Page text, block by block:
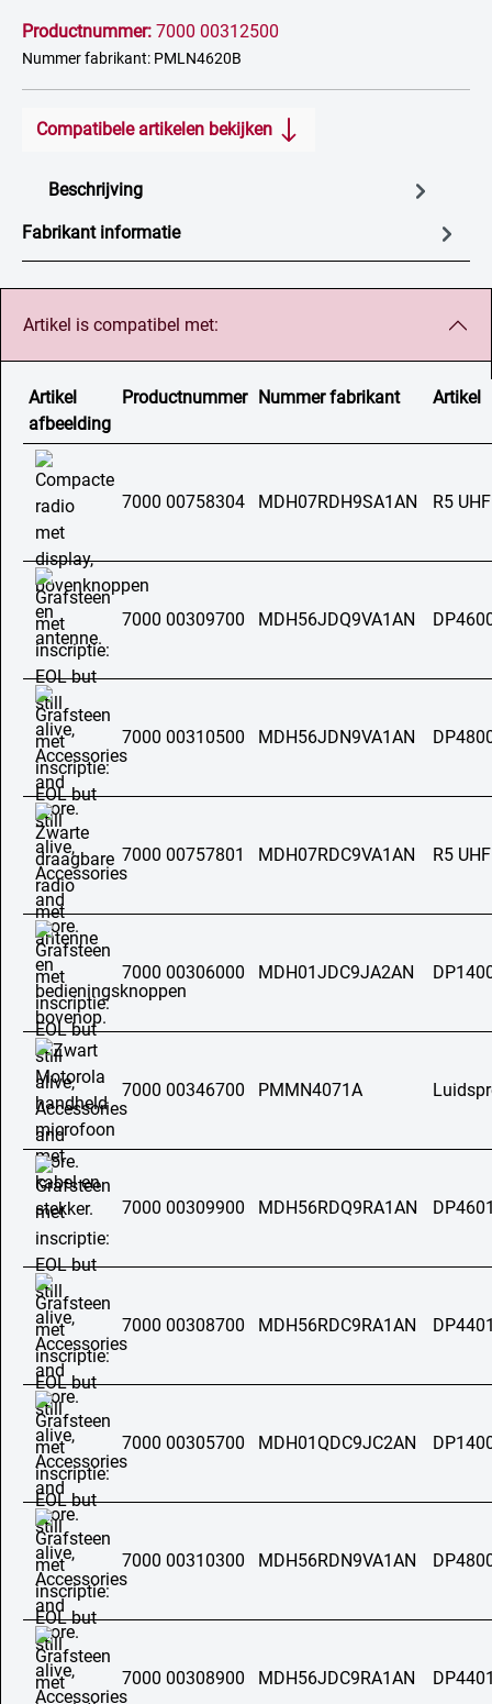
Productnummer: 7000 00312500
Nummer fabrikant: PMLN4620B
Compatibele artikelen bekijken
Beschrijving
Fabrikant informatie
Artikel is compatibel met:
Artikel
afbeelding
Productnummer Nummer fabrikant Artikel
7000 00758304 MDH07RDH9SA1AN R5
7000 00309700 MDH56JDQ9VA1AN
7000 00310500 MDH56JDN9VA1AN
7000 00757801 MDH07RDC9VA1AN R5
7000 00306000 MDH01JDC9JA2AN
7000 00346700 PMMN4071A
7000 00309900 MDH56RDQ9RA1AN
7000 00308700 MDH56RDC9RA1AN
7000 00305700 MDH01QDC9JC2AN
7000 00310300 MDH56RDN9VA1AN
7000 00308900 MDH56JDC9RA1AN